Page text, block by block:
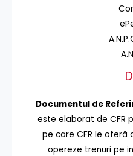
Documentul de
este elaborat de CFR
pe care CFR le oferă
opereze trenuri pe